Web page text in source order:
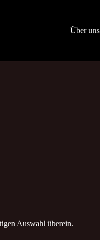
Über uns
Auswahl überein.